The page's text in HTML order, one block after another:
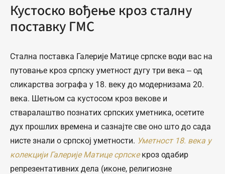
Кустоско вођење кроз сталну
поставку ГМС
Стална поставка Галерије Матице српске води вас на
путовање кроз српску уметност дугу три века ‒ од
сликарствa зографа у 18. веку до модернизама 20.
века. Шетњом са кустосом кроз векове и
стваралаштво познатих српских уметника, осетите
дух прошлих времена и сазнајте све оно што до сада
нисте знали о српској уметности. Уметност 18. века у
колекцији Галерије Матице српскекроз одабир
репрезентативних дела (иконе, религиозне